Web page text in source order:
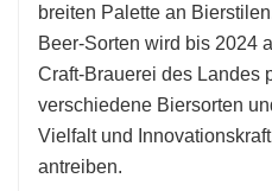
breiten Palette an
Beer-Sorten wird bis 2024
Craft-Brauerei des Landes
verschiedene Biersorten
Vielfalt und
antreiben.